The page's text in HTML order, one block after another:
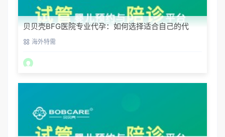
贝贝壳BFG医院专业代孕：如何选择适合自己的代
妈？海外特需